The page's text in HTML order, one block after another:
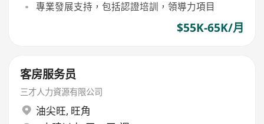
專業發展支持，包括認證培訓，領導力項目
$55K-65K/月
客房服务员
三才人力資源有限公司
油尖旺, 旺角